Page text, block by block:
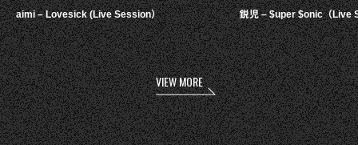
aimi – Lovesick (Live Session） 鋭児 – $uper $onic（Live
VIEW MORE